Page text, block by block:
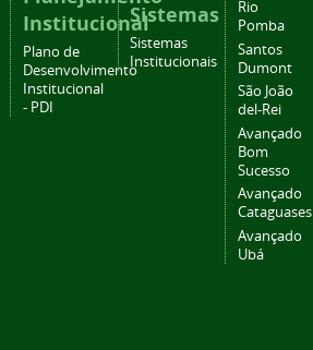
Institucional
Plano de
Desenvolvimento
Institucional
- PDI
Sistemas
Sistemas
Institucionais
Rio
Pomba
Santos
Dumont
São João
del-Rei
Avançado
Bom
Sucesso
Avançado
Cataguases
Avançado
Ubá